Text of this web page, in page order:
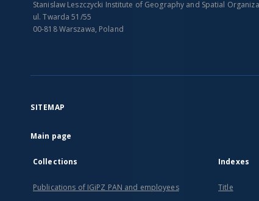
Stanislaw Leszczycki Institute of Geography and Spatial
ul. Twarda 51/55
00-818 Warszawa, Poland
SITEMAP
Main page
Collections
Publications of IGiPZ PAN and employees
Indexes
Title